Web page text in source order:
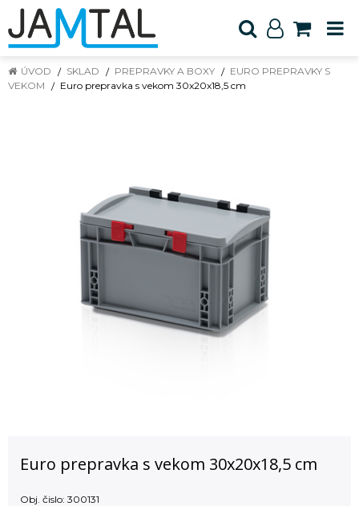
ÚVOD SKLAD PREPRAVKY A BOXY
EURO PREPRAVKY S
VEKOM
Euro prepravka s vekom 30x20x18,5 cm
Euro prepravka s vekom 30x20x18,5 cm
Obj. čislo: 300131